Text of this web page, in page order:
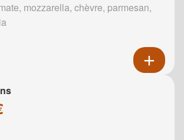
mozzarella, chèvre, parmesan,